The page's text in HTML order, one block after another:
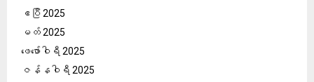
ဧပြီ 2025
မတ် 2025
ဖေ‌ဖော်ဝါရီ 2025
ဇန်နဝါရီ 2025